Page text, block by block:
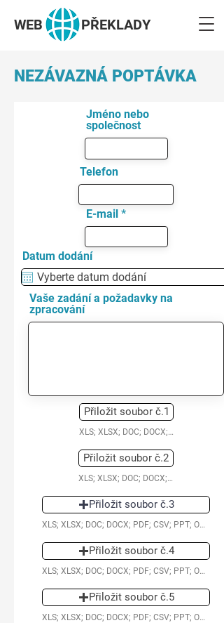
WEB PŘEKLADY
NEZÁVAZNÁ POPTÁVKA
Jméno nebo
společnost
Telefon
E-mail
Datum dodání
Vaše zadání a požadavky na
zpracování
Přiložit soubor č.1
XLS; XLSX; DOC; DOCX; PDF; CSV; PPT; ODT (Max. 15 MB)
Přiložit soubor č.2
XLS; XLSX; DOC; DOCX; PDF; CSV; PPT; ODT (Max. 15 MB)
Přiložit soubor č.3
XLS; XLSX; DOC; DOCX; PDF; CSV; PPT; ODT (Max. 15 MB)
Přiložit soubor č.4
XLS; XLSX; DOC; DOCX; PDF; CSV; PPT; ODT (Max. 15 MB)
Přiložit soubor č.5
XLS; XLSX; DOC; DOCX; PDF; CSV; PPT; ODT (Max. 15 MB)